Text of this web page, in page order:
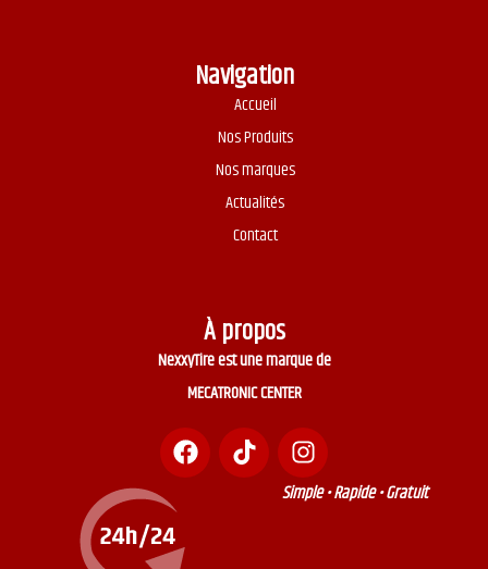
Navigation
Accueil
Nos Produits
Nos marques
Actualités
Contact
À propos
NexxyTire est une marque de
MECATRONIC CENTER
Simple • Rapide • Gratuit